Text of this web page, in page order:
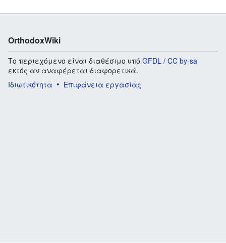
OrthodoxWiki
Το περιεχόμενο είναι διαθέσιμο υπό GFDL / CC by-sa
εκτός αν αναφέρεται διαφορετικά.
Ιδιωτικότητα
Επιφάνεια εργασίας